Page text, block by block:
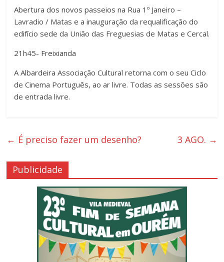
Abertura dos novos passeios na Rua 1º Janeiro –
Lavradio / Matas e a inauguração da requalificação do
edifício sede da União das Freguesias de Matas e Cercal.
21h45- Freixianda
A Albardeira Associação Cultural retorna com o seu Ciclo
de Cinema Português, ao ar livre. Todas as sessões são
de entrada livre.
← É preciso fazer um desenho? 3 AGO. →
Publicidade